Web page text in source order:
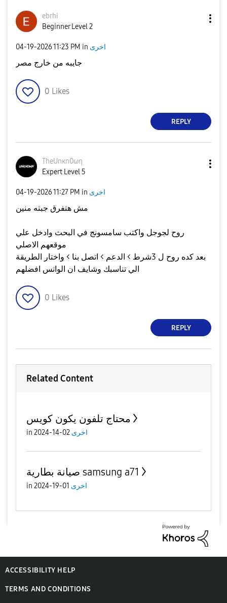
ebrhi
Beginner Level 2
‎04-19-202611:23 PM in اخرى
جايبه من خارج مصر
0 Likes
REPLY
TheUnκn0ωη
Expert Level 5
‎04-19-202611:27 PM in اخرى
مش هتفرق جبته منين
روح لجوجل واكتب سامسونج في البحث وادخل علي
موقعهم الاصلي
بعد كده روح ل 3شرط > الدعم > اتصل بنا > واختار الطريقة
الي تناسبك وشايف ان الواتس افضلهم
0 Likes
REPLY
Related Content
محتاج تلفون يكون كويس
in اخرى 02-14-2024
صيانة بطارية samsung a71
in اخرى 01-19-2024
ACCESSIBILITY HELP
TERMS AND CONDITIONS